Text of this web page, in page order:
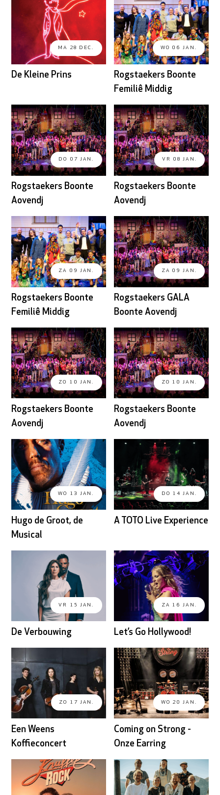
MA 28 DEC.
De Kleine Prins
WO 06 JAN.
Rogstaekers Boonte
Femiliê Middig
DO 07 JAN.
Rogstaekers Boonte
Aovendj
VR 08 JAN.
Rogstaekers Boonte
Aovendj
ZA 09 JAN.
Rogstaekers Boonte
Femiliê Middig
ZA 09 JAN.
Rogstaekers GALA
Boonte Aovendj
ZO 10 JAN.
Rogstaekers Boonte
Aovendj
ZO 10 JAN.
Rogstaekers Boonte
Aovendj
WO 13 JAN.
Hugo de Groot, de
Musical
DO 14 JAN.
A TOTO Live Experience
VR 15 JAN.
De Verbouwing
ZA 16 JAN.
Let’s Go Hollywood!
ZO 17 JAN.
Een Weens
Koffieconcert
WO 20 JAN.
Coming on Strong -
Onze Earring